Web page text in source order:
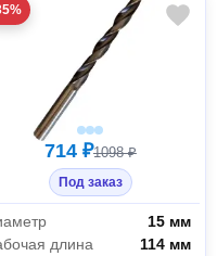
714 ₽1098 ₽
Под заказ
15 мм
длина
114 мм